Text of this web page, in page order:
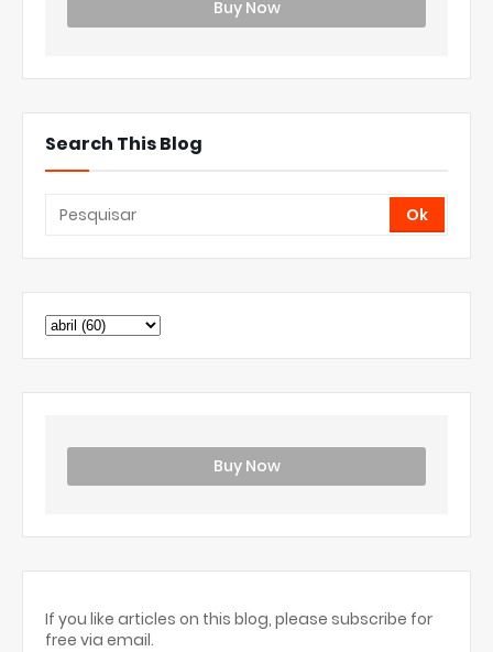
Buy Now
Search This Blog
Buy Now
If you like articles on this blog, please subscribe for
free via email.